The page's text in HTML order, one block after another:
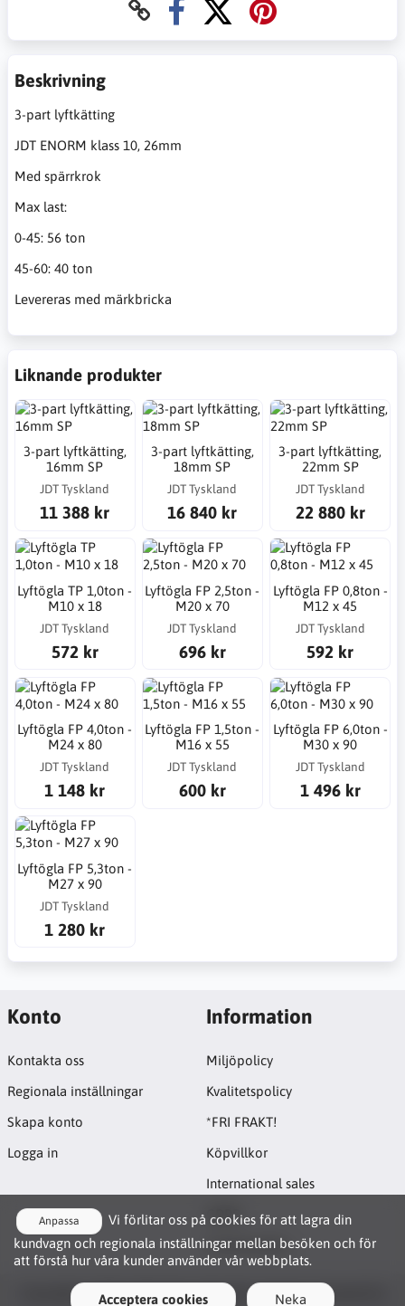
Beskrivning
3-part lyftkätting
JDT ENORM klass 10, 26mm
Med spärrkrok
Max last:
0-45: 56 ton
45-60: 40 ton
Levereras med märkbricka
Liknande produkter
3-part lyftkätting,
16mm SP
JDT Tyskland
11 388 kr
3-part lyftkätting,
18mm SP
JDT Tyskland
16 840 kr
3-part lyftkätting,
22mm SP
JDT Tyskland
22 880 kr
Lyftögla TP 1,0ton -
M10 x 18
JDT Tyskland
572 kr
Lyftögla FP 2,5ton -
M20 x 70
JDT Tyskland
696 kr
Lyftögla FP 0,8ton -
M12 x 45
JDT Tyskland
592 kr
Lyftögla FP 4,0ton -
M24 x 80
JDT Tyskland
1 148 kr
Lyftögla FP 1,5ton -
M16 x 55
JDT Tyskland
600 kr
Lyftögla FP 6,0ton -
M30 x 90
JDT Tyskland
1 496 kr
Lyftögla FP 5,3ton -
M27 x 90
JDT Tyskland
1 280 kr
Anpassa
Vi förlitar oss på cookies för att lagra din
kundvagn och regionala inställningar mellan besöken och för
att förstå hur våra kunder använder vår webbplats.
FunktionscookiesAcceptera cookies Neka
Konto
Kontakta oss
Regionala inställningar
Skapa konto
Logga in
Information
Miljöpolicy
Kvalitetspolicy
*FRI FRAKT!
Köpvillkor
International sales
GDPR
Cookie-policy
Copyright © 2026 Lyftbutiken. All rights reserved · Powered by